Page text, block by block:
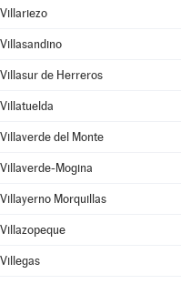
Villariezo
Villasandino
Villasur de Herreros
Villatuelda
Villaverde del Monte
Villaverde-Mogina
Villayerno Morquillas
Villazopeque
Villegas